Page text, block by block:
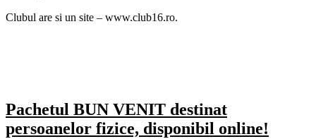
Clubul are si un site – www.club16.ro.
Pachetul BUN VENIT destinat
persoanelor fizice, disponibil online!